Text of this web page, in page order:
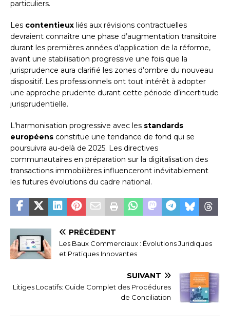
particuliers.
Les contentieux liés aux révisions contractuelles
devraient connaître une phase d’augmentation transitoire
durant les premières années d’application de la réforme,
avant une stabilisation progressive une fois que la
jurisprudence aura clarifié les zones d’ombre du nouveau
dispositif. Les professionnels ont tout intérêt à adopter
une approche prudente durant cette période d’incertitude
jurisprudentielle.
L’harmonisation progressive avec les standards
européens constitue une tendance de fond qui se
poursuivra au-delà de 2025. Les directives
communautaires en préparation sur la digitalisation des
transactions immobilières influenceront inévitablement
les futures évolutions du cadre national.
PRÉCÉDENT
Les Baux Commerciaux : Évolutions Juridiques
et Pratiques Innovantes
SUIVANT
Litiges Locatifs: Guide Complet des Procédures
de Conciliation